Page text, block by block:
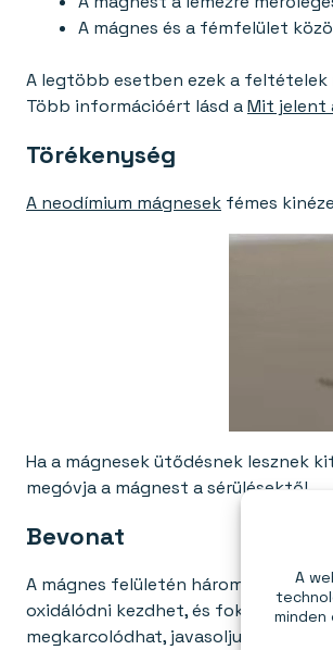
A
A mágnes és a fémfelület
A legtöbb esetben ezek a feltételek
Több információért lásd aMit jelent
Törékenység
A neodímium mágnesek fémes
Ha a mágnesek ütődésnek lesznek
megóvja a mágnest a sérülésektől.
Bevonat
A mágnes felületén három
oxidálódni kezdhet, és fokozatosan
megkarcolódhat, javasoljuk, hogy